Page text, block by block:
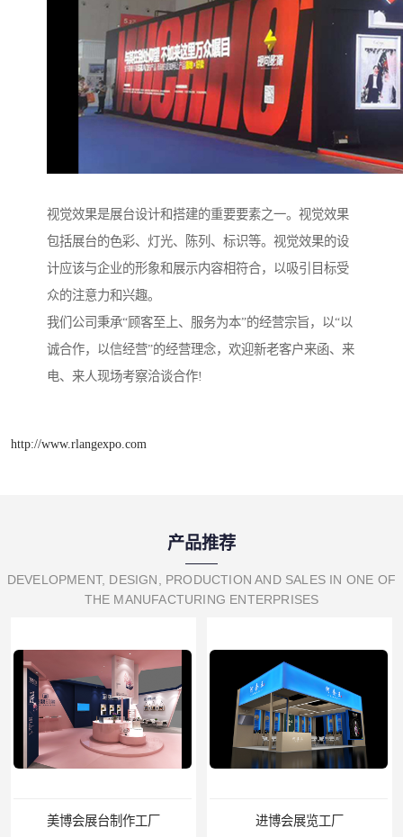
视觉效果是展台设计和搭建的重要要素之一。视觉效果
包括展台的色彩、灯光、陈列、标识等。视觉效果的设
计应该与企业的形象和展示内容相符合，以吸引目标受
众的注意力和兴趣。
我们公司秉承“顾客至上、服务为本”的经营宗旨，以“以
诚合作，以信经营”的经营理念，欢迎新老客户来函、来
电、来人现场考察洽谈合作!
http://www.rlangexpo.com
产品推荐
DEVELOPMENT, DESIGN, PRODUCTION AND SALES IN ONE OF
THE MANUFACTURING ENTERPRISES
美博会展台制作工厂 进博会展览工厂